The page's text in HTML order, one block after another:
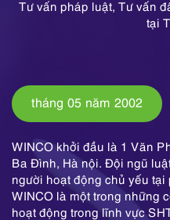
Tư vấn pháp luật, Tư vấn
tại
tháng 05 năm 2002
WINCO khởi đầu là 1 Văn
Ba Đình, Hà nội. Đội ngũ
người hoạt động chủ yếu
WINCO là một trong những
hoạt động trong lĩnh vực